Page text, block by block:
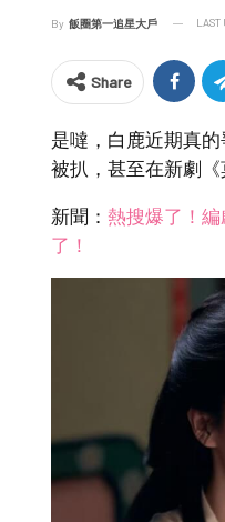
By 飯圈第一追星大戶 LAST
Share
是噠，白鹿近期真
被扒，甚至在新劇
新聞： 熱搜爆了！
了！